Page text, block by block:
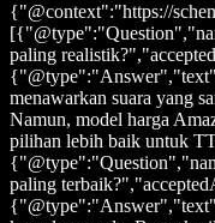
{"@context":"https://
paling
menawarkan suara yang
Namun, model harga
pilihan lebih baik untuk
paling